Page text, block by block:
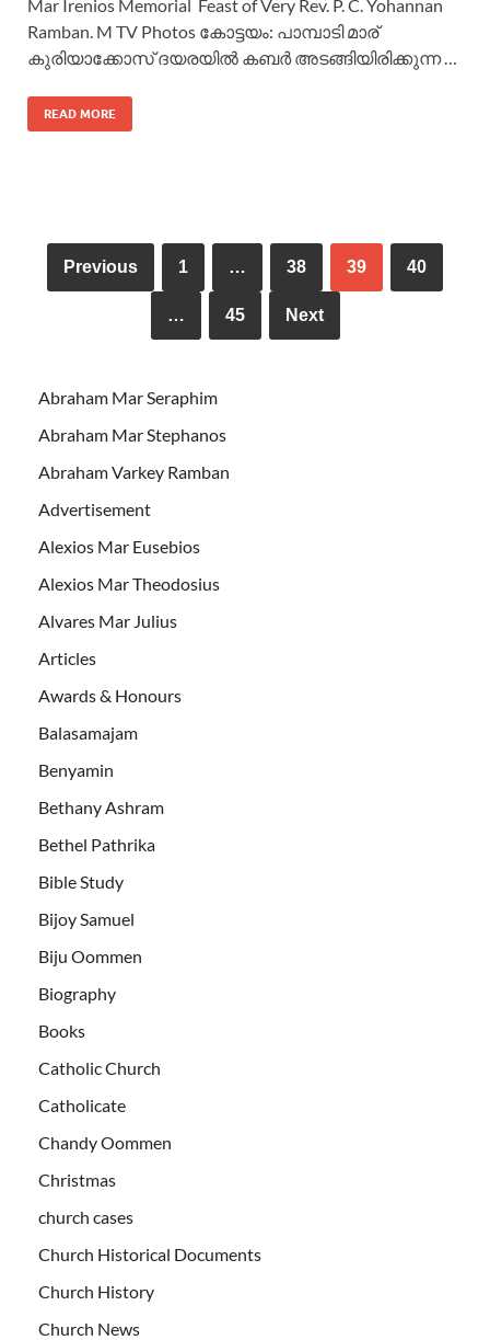
Mar Irenios Memorial Feast of Very Rev. P. C. Yohannan
Ramban. M TV Photos കോട്ടയം: പാമ്പാടി മാര്
കുരിയാക്കോസ് ദയരയിൽ കബർ അടങ്ങിയിരിക്കുന്ന …
READ MORE
Previous 1 … 38 39 40
… 45 Next
Abraham Mar Seraphim
Abraham Mar Stephanos
Abraham Varkey Ramban
Advertisement
Alexios Mar Eusebios
Alexios Mar Theodosius
Alvares Mar Julius
Articles
Awards & Honours
Balasamajam
Benyamin
Bethany Ashram
Bethel Pathrika
Bible Study
Bijoy Samuel
Biju Oommen
Biography
Books
Catholic Church
Catholicate
Chandy Oommen
Christmas
church cases
Church Historical Documents
Church History
Church News